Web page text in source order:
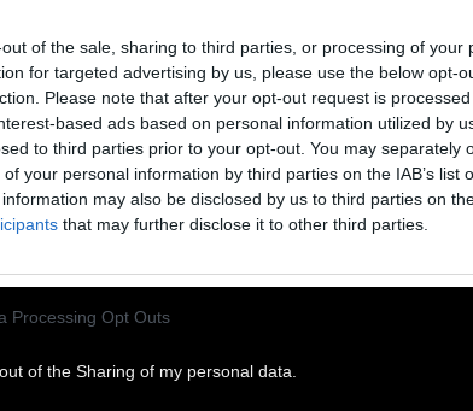
of the sale, sharing to third parties, or processing of your
for targeted advertising by us, please use the below opt-
Please note that after your opt-out request is
based ads based on personal information utilized by
to third parties prior to your opt-out. You may separately
your personal information by third parties on the IAB’s list
may also be disclosed by us to third parties on
that may further disclose it to other third parties.
Processing Opt Outs
of the Sharing of my personal data.